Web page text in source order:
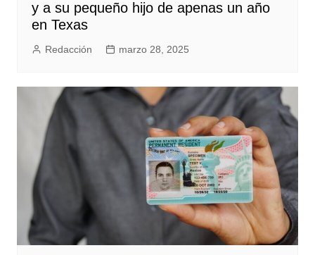
y a su pequeño hijo de apenas un año
en Texas
Redacción marzo 28, 2025